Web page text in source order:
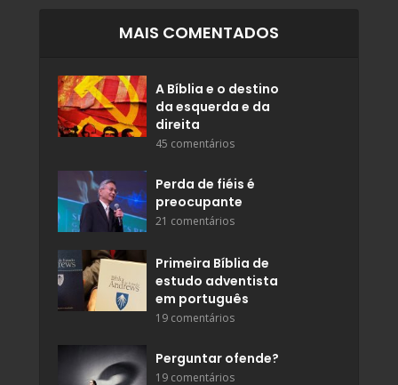
MAIS COMENTADOS
A Bíblia e o destino
da esquerda e da
direita
45 comentários
Perda de fiéis é
preocupante
21 comentários
Primeira Bíblia de
estudo adventista
em português
19 comentários
Perguntar ofende?
19 comentários